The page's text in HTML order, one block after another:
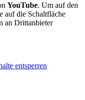
YouTube. Um auf den
auf die Schaltfläche
an Drittanbieter
entsperren